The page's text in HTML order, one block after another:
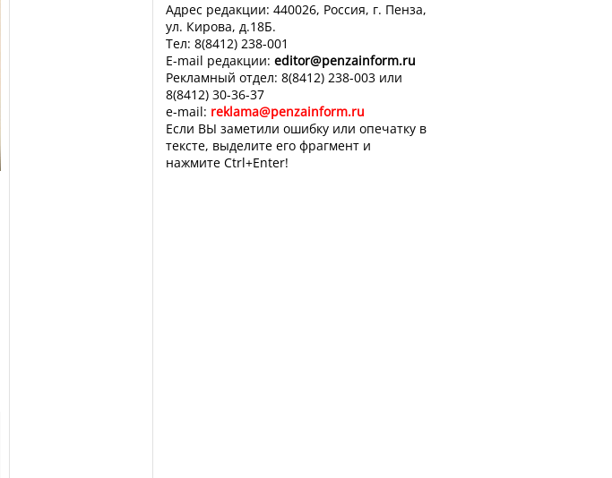
Адрес редакции: 440026, Россия, г. Пенза,
ул. Кирова, д.18Б.
Тел: 8(8412) 238-001
E-mail редакции: editor@penzainform.ru
Рекламный отдел: 8(8412) 238-003 или
8(8412) 30-36-37
e-mail: reklama@penzainform.ru
Если ВЫ заметили ошибку или опечатку в
тексте, выделите его фрагмент и
нажмите Ctrl+Enter!